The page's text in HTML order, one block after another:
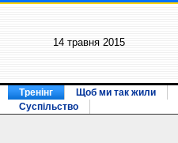
14 травня 2015
Тренінг Щоб ми так жили
Суспільство